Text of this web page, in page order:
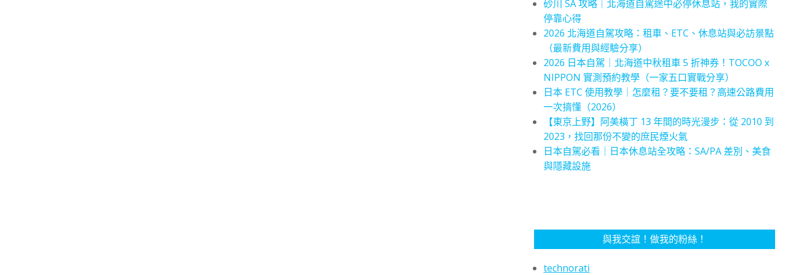
砂川 SA 攻略｜北海道自駕途中必停休息站，我的實際
停靠心得
2026 北海道自駕攻略：租車、ETC、休息站與必訪景點
（最新費用與經驗分享）
2026 日本自駕｜北海道中秋租車 5 折神券！TOCOO x
NIPPON 實測預約教學（一家五口實戰分享）
日本 ETC 使用教學｜怎麼租？要不要租？高速公路費用
一次搞懂（2026）
【東京上野】阿美橫丁 13 年間的時光漫步：從 2010 到
2023，找回那份不變的庶民煙火氣
日本自駕必看｜日本休息站全攻略：SA/PA 差別、美食
與隱藏設施
與我交誼！做我的粉絲！
technorati